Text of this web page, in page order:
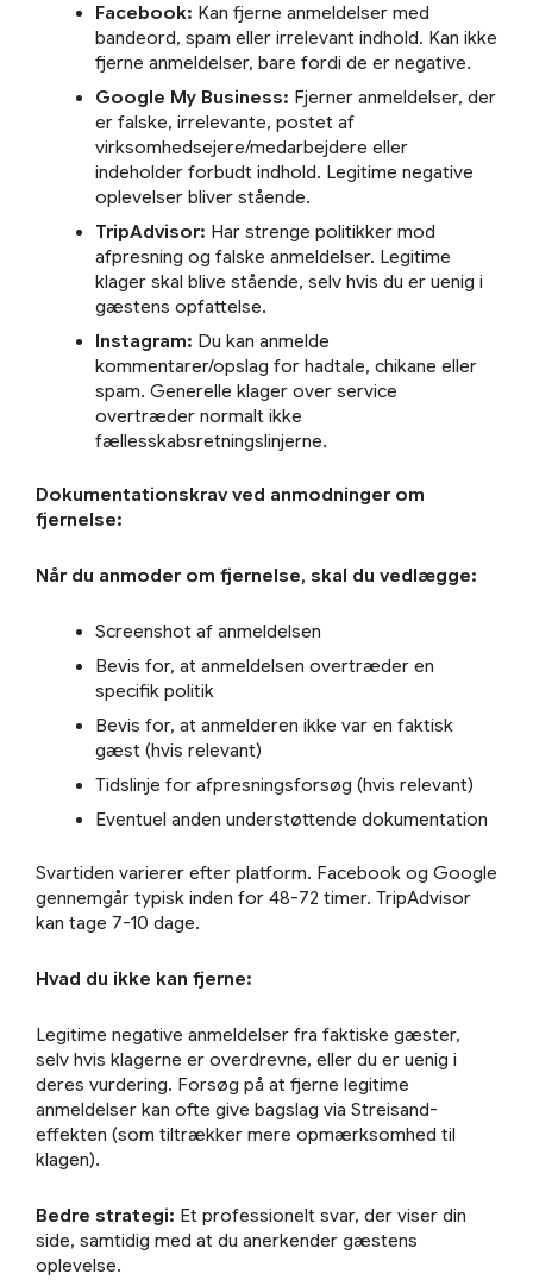
Facebook: Kan fjerne anmeldelser med
bandeord, spam eller irrelevant indhold. Kan ikke
fjerne anmeldelser, bare fordi de er negative.
Google My Business: Fjerner anmeldelser, der
er falske, irrelevante, postet af
virksomhedsejere/medarbejdere eller
indeholder forbudt indhold. Legitime negative
oplevelser bliver stående.
TripAdvisor: Har strenge politikker mod
afpresning og falske anmeldelser. Legitime
klager skal blive stående, selv hvis du er uenig i
gæstens opfattelse.
Instagram: Du kan anmelde
kommentarer/opslag for hadtale, chikane eller
spam. Generelle klager over service
overtræder normalt ikke
fællesskabsretningslinjerne.
Dokumentationskrav ved anmodninger om
fjernelse:
Når du anmoder om fjernelse, skal du vedlægge:
Screenshot af anmeldelsen
Bevis for, at anmeldelsen overtræder en
specifik politik
Bevis for, at anmelderen ikke var en faktisk
gæst (hvis relevant)
Tidslinje for afpresningsforsøg (hvis relevant)
Eventuel anden understøttende dokumentation
Svartiden varierer efter platform. Facebook og Google
gennemgår typisk inden for 48-72 timer. TripAdvisor
kan tage 7-10 dage.
Hvad du ikke kan fjerne:
Legitime negative anmeldelser fra faktiske gæster,
selv hvis klagerne er overdrevne, eller du er uenig i
deres vurdering. Forsøg på at fjerne legitime
anmeldelser kan ofte give bagslag via Streisand-
effekten (som tiltrækker mere opmærksomhed til
klagen).
Bedre strategi: Et professionelt svar, der viser din
side, samtidig med at du anerkender gæstens
oplevelse.